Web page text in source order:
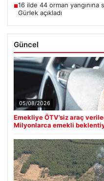
■16 ilde 44 orman yangınına
Gürlek açıkladı
Güncel
05/08/2026
Emekliye ÖTV’siz araç
Milyonlarca emekli